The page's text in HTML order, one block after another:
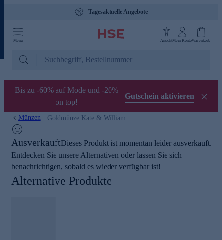
Tagesaktuelle Angebote
Menü AnsichtMein KontoWarenkorb
Bis zu -60% auf Mode und -20%
on top!
Gutschein aktivieren
Münzen Goldmünze Kate & William
AusverkauftDieses Produkt ist momentan leider ausverkauft.
Entdecken Sie unsere Alternativen oder lassen Sie sich
benachrichtigen, sobald es wieder verfügbar ist!
Alternative Produkte